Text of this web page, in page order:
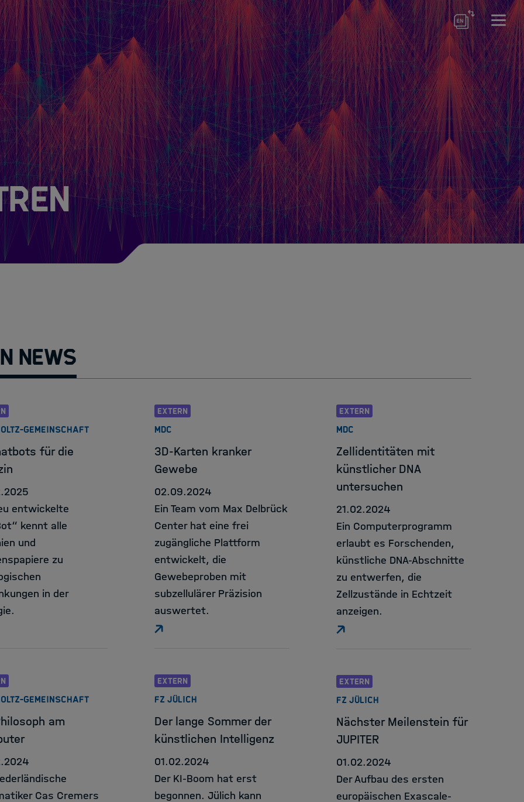
Newsroom
Über HIDA
HIDA Steering Board
Friends of HIDA
Der Zauber der Daten
Newsletter abonnieren
News
GEMEINSCHAFT
für die
entwickelte
kennt alle
und
zu
in der
EXTERN
MDC
3D-Karten kranker
Gewebe
02.09.2024
Ein Team vom Max Delbrück
Center hat eine frei
zugängliche Plattform
entwickelt, die
Gewebeproben mit
subzellulärer Präzision
auswertet.
EXTERN
MDC
Zellidentitäten mit
künstlicher DNA
untersuchen
21.02.2024
Ein Computerprogramm
erlaubt es Forschenden,
künstliche DNA-Abschnitte
zu entwerfen, die
Zellzustände in Echtzeit
anzeigen.
GEMEINSCHAFT
am
Cas Cremers
EXTERN
FZ JÜLICH
Der lange Sommer der
künstlichen Intelligenz
01.02.2024
Der KI-Boom hat erst
begonnen. Jülich kann
EXTERN
FZ JÜLICH
Nächster Meilenstein für
JUPITER
01.02.2024
Der Aufbau des ersten
europäischen Exascale-